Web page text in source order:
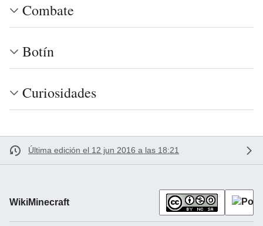
Combate
Botín
Curiosidades
Última edición el 12 jun 2016 a las 18:21
WikiMinecraft